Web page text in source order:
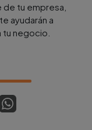
tu empresa,
ayudarán a
negocio.